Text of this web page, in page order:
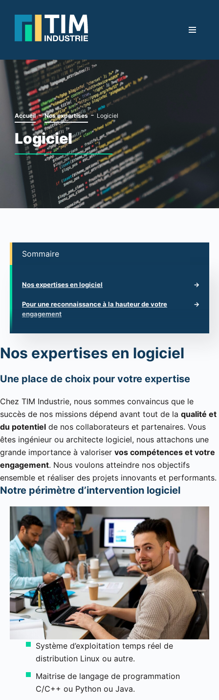
Accueil-Nos expertises-Logiciel
Logiciel
Sommaire
Nos expertises en logiciel
Pour une reconnaissance à la hauteur de votre
engagement
Nos expertises en logiciel
Une place de choix pour votre expertise
Chez TIM Industrie, nous sommes convaincus que le
succès de nos missions dépend avant tout de la qualité et
du potentiel de nos collaborateurs et partenaires. Vous
êtes ingénieur ou architecte logiciel, nous attachons une
grande importance à valoriser vos compétences et votre
engagement. Nous voulons atteindre nos objectifs
ensemble et réaliser des projets innovants et performants.
Notre périmètre d’intervention logiciel
Système d’exploitation temps réel de
distribution Linux ou autre.
Maitrise de langage de programmation
C/C++ ou Python ou Java.